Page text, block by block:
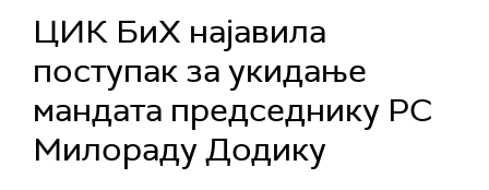
ЦИК БиХ најавила
поступак за укидање
мандата председнику РС
Милораду Додику